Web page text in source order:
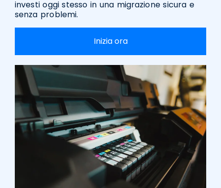
investi oggi stesso in una migrazione sicura e
senza problemi.
Inizia ora